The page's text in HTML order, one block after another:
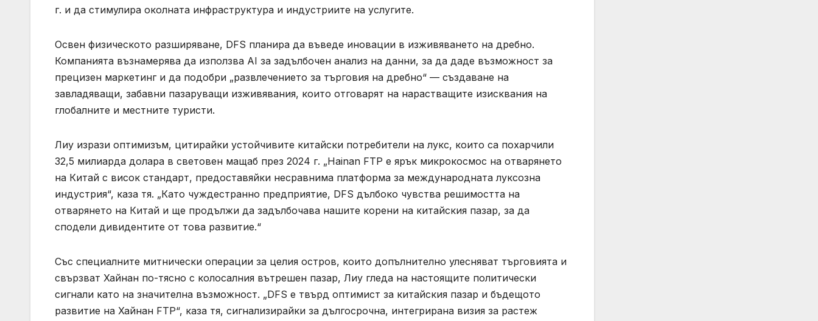
г. и да стимулира околната инфраструктура и индустриите на услугите.
Освен физическото разширяване, DFS планира да въведе иновации в изживяването на дребно.
Компанията възнамерява да използва AI за задълбочен анализ на данни, за да даде възможност за
прецизен маркетинг и да подобри „развлечението за търговия на дребно“ — създаване на
завладяващи, забавни пазаруващи изживявания, които отговарят на нарастващите изисквания на
глобалните и местните туристи.
Лиу изрази оптимизъм, цитирайки устойчивите китайски потребители на лукс, които са похарчили
32,5 милиарда долара в световен мащаб през 2024 г. „Hainan FTP е ярък микрокосмос на отварянето
на Китай с висок стандарт, предоставяйки несравнима платформа за международната луксозна
индустрия“, каза тя. „Като чуждестранно предприятие, DFS дълбоко чувства решимостта на
отварянето на Китай и ще продължи да задълбочава нашите корени на китайския пазар, за да
сподели дивидентите от това развитие.“
Със специалните митнически операции за целия остров, които допълнително улесняват търговията и
свързват Хайнан по-тясно с колосалния вътрешен пазар, Лиу гледа на настоящите политически
сигнали като на значителна възможност. „DFS е твърд оптимист за китайския пазар и бъдещото
развитие на Хайнан FTP“, каза тя, сигнализирайки за дългосрочна, интегрирана визия за растеж